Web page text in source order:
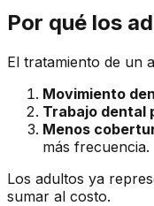
Por qué los
El tratamiento de un
Movimiento
Trabajo dental
Menos
más frecuencia.
Los adultos ya
sumar al costo.